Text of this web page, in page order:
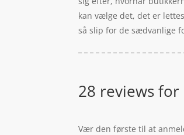
kan vælge det, det er
så slip for de sædvanlige
28 reviews for
Vær den første til at